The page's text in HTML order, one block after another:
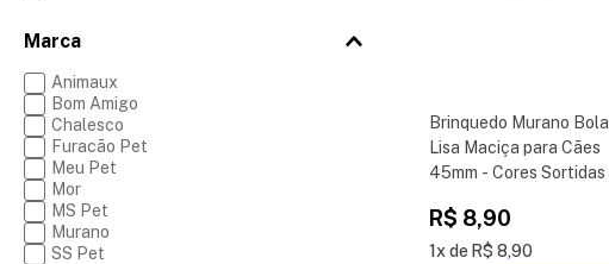
Marca
Animaux
Bom Amigo
Chalesco
Furacão Pet
Meu Pet
Mor
MS Pet
Murano
SS Pet
Brinquedo Murano Bola
Lisa Maciça para Cães
45mm - Cores Sortidas
R$ 8,90
1 R$ 8,90